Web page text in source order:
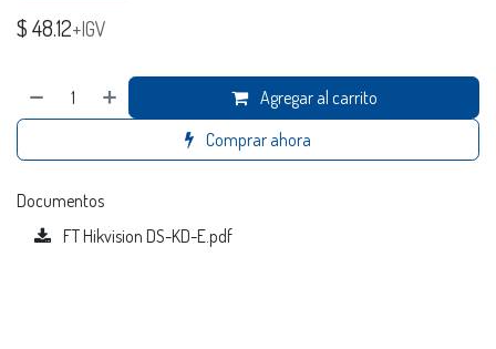
$48.12+IGV
Agregar al carrito
Comprar ahora
Documentos
FT Hikvision DS-KD-E.pdf